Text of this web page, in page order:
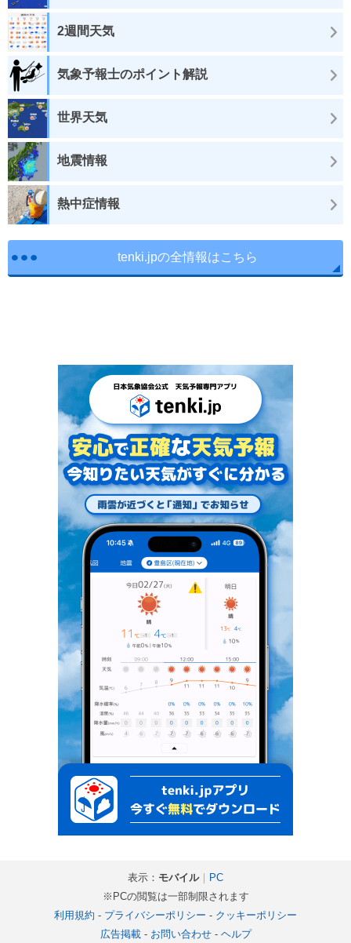
2週間天気
気象予報士のポイント解説
世界天気
地震情報
熱中症情報
tenki.jpの全情報はこちら
表示： モバイル｜ PC
※PCの閲覧は一部制限されます
利用規約 - プライバシーポリシー - クッキーポリシー
広告掲載- お問い合わせ- ヘルプ